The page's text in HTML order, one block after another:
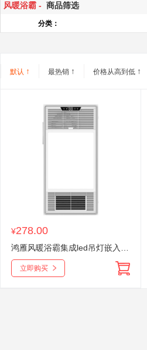
风暖浴霸 - 商品筛选
分类：
默认 ↑ 最热销 ↑ 价格从高到低 ↑
¥278.00
立即购买